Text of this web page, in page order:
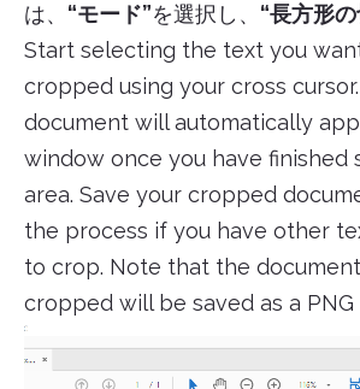
は、 “モード”を選択し、 “長方形
Start selecting the text you
cropped using your cross
document will automatically
window once you have finished
area. Save your cropped
the process if you have other
to crop. Note that the
cropped will be saved as a PNG